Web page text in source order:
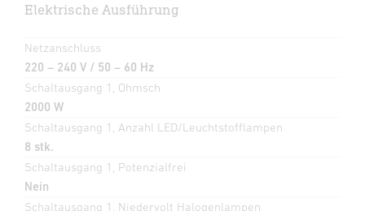
Elektrische Ausführung
Netzanschluss
220 – 240 V / 50 – 60 Hz
Schaltausgang 1, Ohmsch
2000 W
Schaltausgang 1, Anzahl LED/Leuchtstofflampen
8 stk.
Schaltausgang 1, Potenzialfrei
Nein
Schaltausgang 1, Niedervolt Halogenlampen